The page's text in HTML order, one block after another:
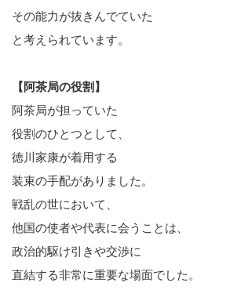
その能力が抜きんでていた
と考えられています。
【阿茶局の役割】
阿茶局が担っていた
役割のひとつとして、
徳川家康が着用する
装束の手配がありました。
戦乱の世において、
他国の使者や代表に会うことは、
政治的駆け引きや交渉に
直結する非常に重要な場面でした。